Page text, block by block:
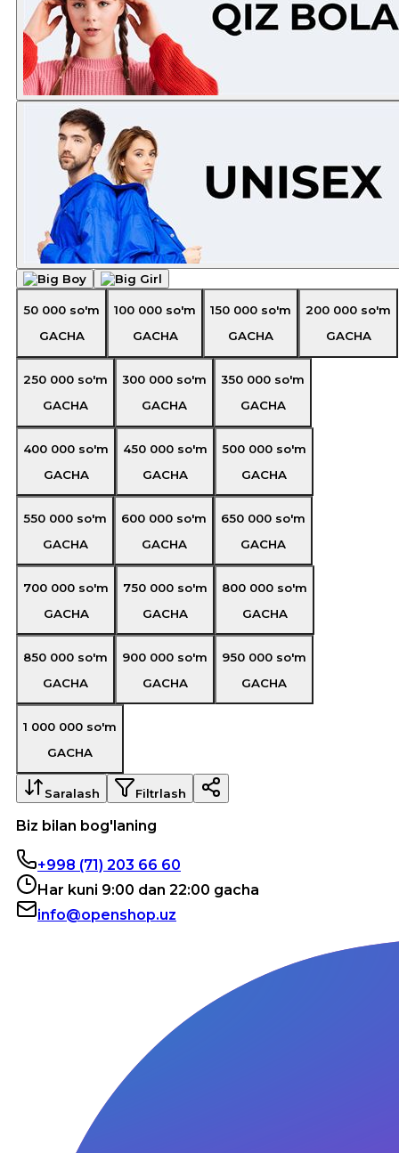
50 000 so'm
GACHA
100 000 so'm
GACHA
150 000 so'm
GACHA
200 000 so'm
GACHA
250 000 so'm
GACHA
300 000 so'm
GACHA
350 000 so'm
GACHA
400 000 so'm
GACHA
450 000 so'm
GACHA
500 000 so'm
GACHA
550 000 so'm
GACHA
600 000 so'm
GACHA
650 000 so'm
GACHA
700 000 so'm
GACHA
750 000 so'm
GACHA
800 000 so'm
GACHA
850 000 so'm
GACHA
900 000 so'm
GACHA
950 000 so'm
GACHA
1 000 000 so'm
GACHA
Saralash Filtrlash
Biz bilan bog'laning
+998 (71) 203 66 60
Har kuni 9:00 dan 22:00 gacha
info@openshop.uz